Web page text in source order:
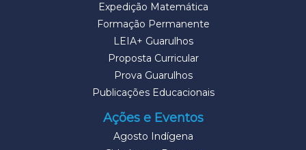
Expedição Matemática
Formação Permanente
LEIA+ Guarulhos
Proposta Curricular
Prova Guarulhos
Publicações Educacionais
Ações e Eventos
Agosto Indígena